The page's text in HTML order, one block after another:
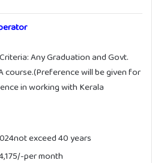
Any Graduation and Govt.
course.(Preference will be given for
in working with Kerala
exceed 40 years
per month